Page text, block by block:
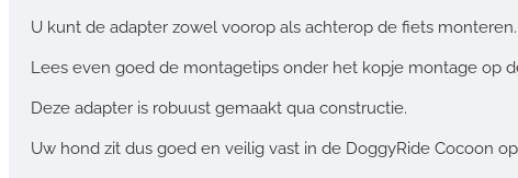
U kunt de adapter zowel voorop als achterop de fiets monteren.
Lees even goed de montagetips onder het kopje montage op
Deze adapter is robuust gemaakt qua constructie.
Uw hond zit dus goed en veilig vast in de DoggyRide Cocoon